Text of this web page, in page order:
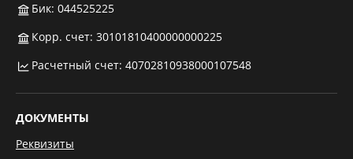
Бик: 044525225
Корр. счет: 30101810400000000225
Расчетный счет: 40702810938000107548
ДОКУМЕНТЫ
Реквизиты